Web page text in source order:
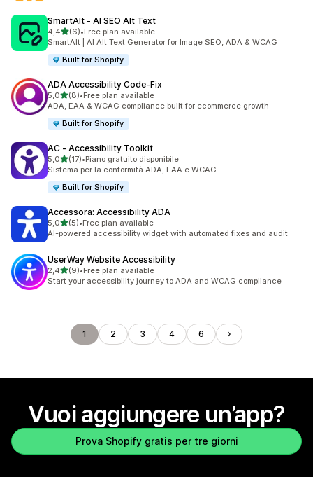
SmartAlt ‑ AI SEO Alt Text
4,4stelle su 5
(6)
6 recensioni totali
•Free plan available
SmartAlt | AI Alt Text Generator for Image SEO, ADA & WCAG
Built for Shopify
ADA Accessibility Code‑Fix
5,0stelle su 5
(8)
8 recensioni totali
•Free plan available
ADA, EAA & WCAG compliance built for ecommerce growth
Built for Shopify
AC ‑ Accessibility Toolkit
5,0stelle su 5
(17)
17 recensioni totali
•Piano gratuito disponibile
Sistema per la conformità ADA, EAA e WCAG
Built for Shopify
Accessora: Accessibility ADA
5,0stelle su 5
(5)
5 recensioni totali
•Free plan available
AI-powered accessibility widget with automated fixes and audit
UserWay Website Accessibility
2,4stelle su 5
(9)
9 recensioni totali
•Free plan available
Start your accessibility journey to ADA and WCAG compliance
1 2 3 4 6
Vuoi aggiungere un’app?
Prova Shopify gratis per tre giorni